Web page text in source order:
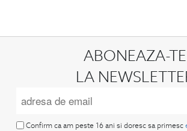
ABONEAZA-TE
LA
Confirm ca am peste 16 ani si doresc sa primesc